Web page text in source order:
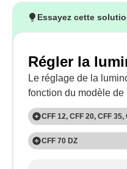
Essayez cette
Régler la
Le réglage de la
fonction du modèle
CFF 12, CFF 20, CFF 35,
1
CFF 70 DZ